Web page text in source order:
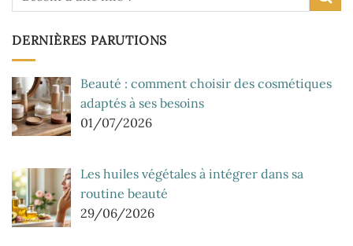
DERNIÈRES PARUTIONS
Beauté : comment choisir des cosmétiques
adaptés à ses besoins
01/07/2026
Les huiles végétales à intégrer dans sa
routine beauté
29/06/2026